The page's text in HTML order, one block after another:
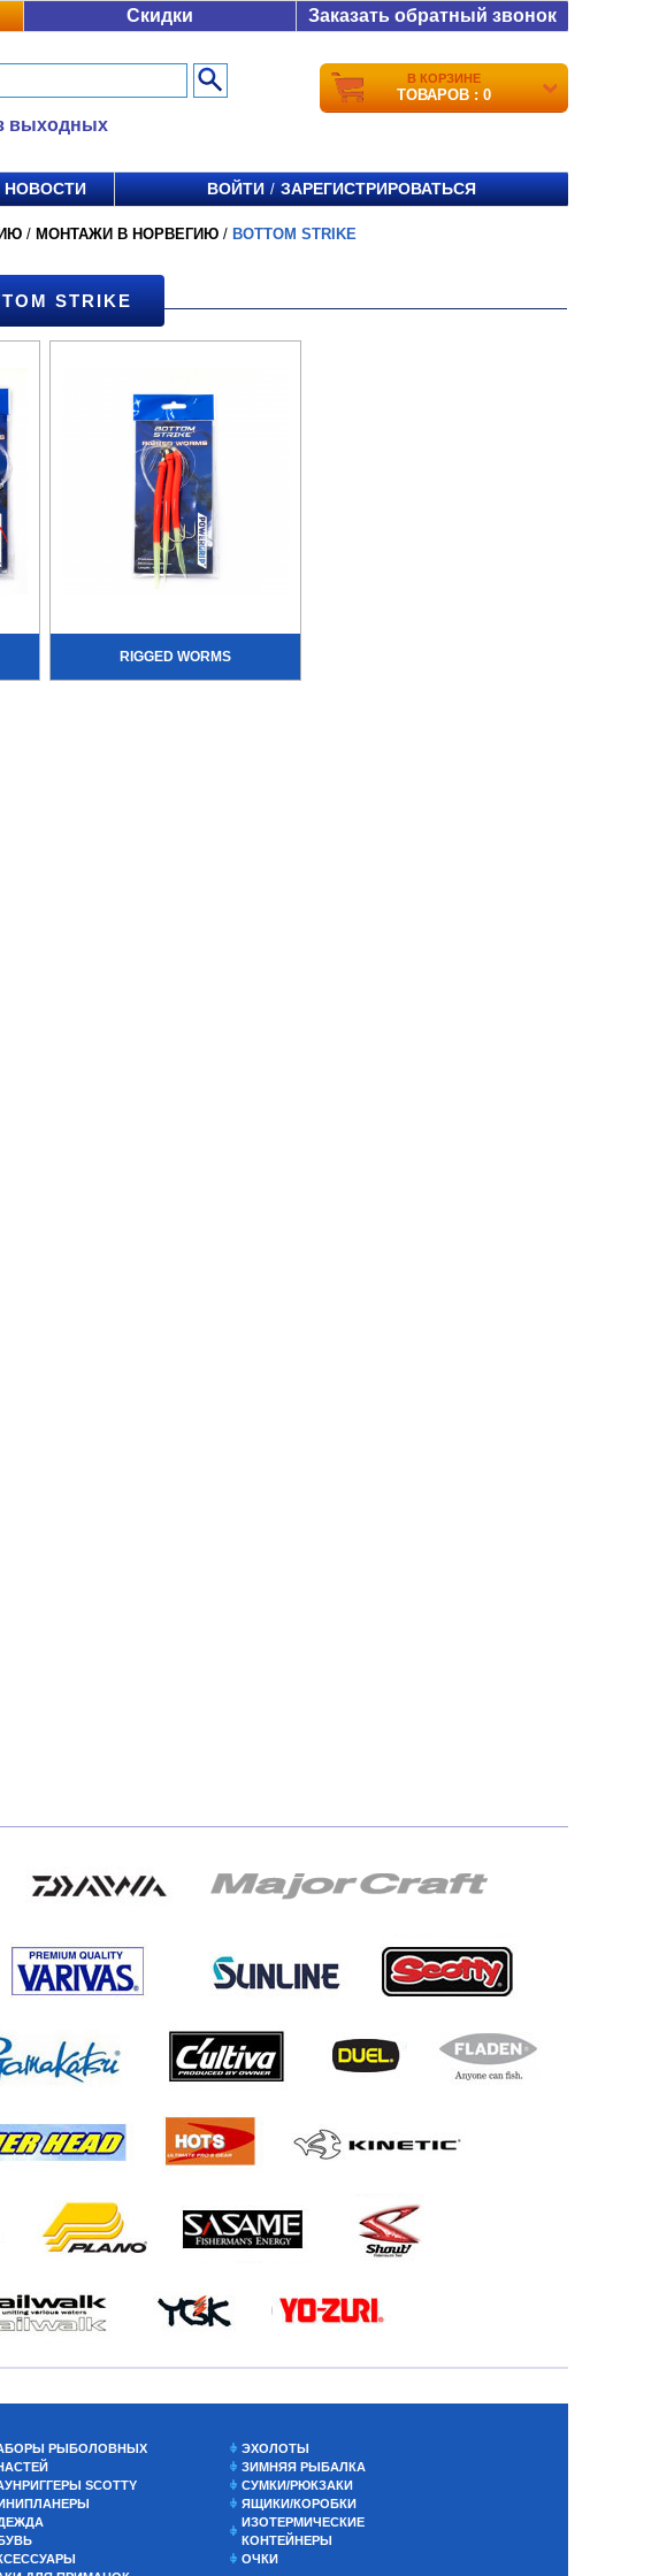
Скидки Заказать обратный звонок
выходных
В КОРЗИНЕ
ТОВАРОВ : 0
НОВОСТИ ВОЙТИ / ЗАРЕГИСТРИРОВАТЬСЯ
/ МОНТАЖИ В НОРВЕГИЮ / BOTTOM STRIKE
STRIKE
RIGGED WORMS
РЫБОЛОВНЫХ
SCOTTY
ЭХОЛОТЫ
ЗИМНЯЯ РЫБАЛКА
СУМКИ/РЮКЗАКИ
ЯЩИКИ/КОРОБКИ
ИЗОТЕРМИЧЕСКИЕ
КОНТЕЙНЕРЫ
ОЧКИ